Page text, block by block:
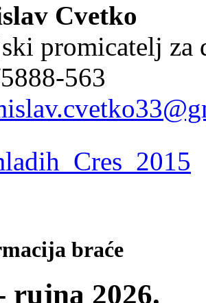
Cvetko
promicatelj za
563
braće
rujna 2026.